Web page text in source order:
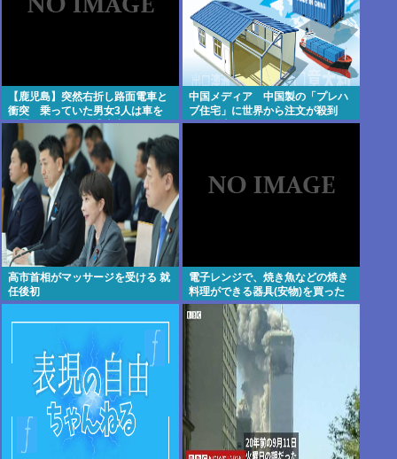
【鹿児島】突然右折し路面電車と
衝突 乗っていた男女3人は車を
放置しダッシュで逃走中
中国メディア 中国製の「プレハ
ブ住宅」に世界から注文が殺到
その理由は？[8/7]
高市首相がマッサージを受ける 就
任後初
電子レンジで、焼き魚などの焼き
料理ができる器具(安物)を買った
けど、使い道おしえろ